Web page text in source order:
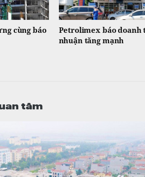
cùng báo
Petrolimex báo doanh
nhuận tăng mạnh
tâm